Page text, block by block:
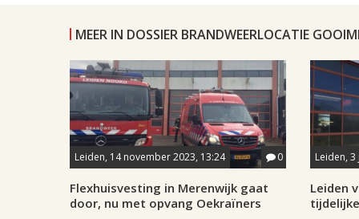
MEER IN DOSSIER BRANDWEERLOCATIE
Leiden, 14 november 2023, 13:24 0
Flexhuisvesting in Merenwijk gaat
door, nu met opvang Oekraïners
Leiden,
Leiden